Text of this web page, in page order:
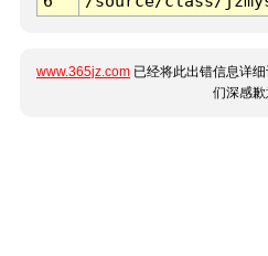
www.365jz.com 已经将此出错信息详
们深感歉